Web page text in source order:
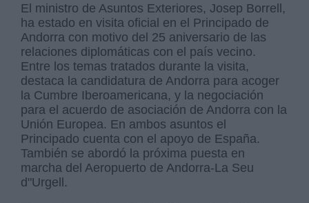
El ministro de Asuntos Exteriores, Josep Borrell,
ha estado en visita oficial en el Principado de
Andorra con motivo del 25 aniversario de las
relaciones diplomáticas con el país vecino.
Entre los temas tratados durante la visita,
destaca la candidatura de Andorra para acoger
la Cumbre Iberoamericana, y la negociación
para el acuerdo de asociación de Andorra con la
Unión Europea. En ambos asuntos el
Principado cuenta con el apoyo de España.
También se abordó la próxima puesta en
marcha del Aeropuerto de Andorra-La Seu
d"Urgell.